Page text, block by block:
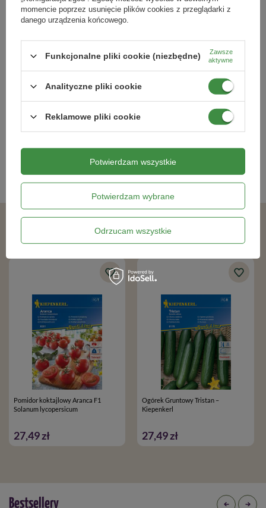
Roszponka Vit Valerianella locusta
Sałata krucha (lodowa) Grandes
Kategorie powiązane
Pomidor koktajlowy Aranca F1
Solanum lycopersicum
27,49 zł
Ogórek Gruntowy Tristan –
Kiepenkerl
27,49 zł
Bestsellery
momencie poprzez usunięcie plików cookies z przeglądarki z
danego urządzenia końcowego.
Funkcjonalne pliki cookie (niezbędne)
Zawsze
aktywne
Analityczne pliki cookie
Reklamowe pliki cookie
Potwierdzam wybrane
Odrzucam wszystkie
Potwierdzam wszystkie